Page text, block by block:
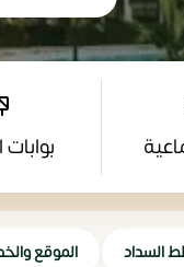
بوابات
السداد الموقع